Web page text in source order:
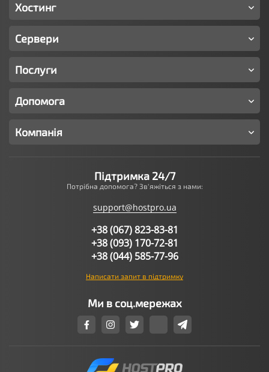
Хостинг
Сервери
Послуги
Допомога
Компанія
Підтримка 24/7
Потрібна допомога? Зв'яжіться з нами:
support@hostpro.ua
+38 (067) 823-83-81
+38 (093) 170-72-81
+38 (044) 585-77-96
Написати запит в підтримку
Ми в соц.мережах